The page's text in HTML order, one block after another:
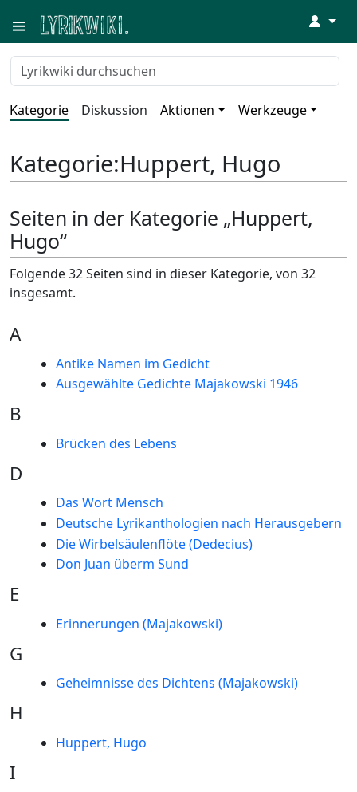
↓
Kategorie Diskussion Aktionen Werkzeuge
Kategorie:Huppert, Hugo
Seiten in der Kategorie „Huppert,
Hugo“
Folgende 32 Seiten sind in dieser Kategorie, von 32
insgesamt.
A
Antike Namen im Gedicht
Ausgewählte Gedichte Majakowski 1946
B
Brücken des Lebens
D
Das Wort Mensch
Deutsche Lyrikanthologien nach Herausgebern
Die Wirbelsäulenflöte (Dedecius)
Don Juan überm Sund
E
Erinnerungen (Majakowski)
G
Geheimnisse des Dichtens (Majakowski)
H
Huppert, Hugo
I